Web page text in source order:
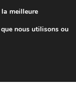
7 EUR
h à 16 h
meilleure
nous utilisons ou